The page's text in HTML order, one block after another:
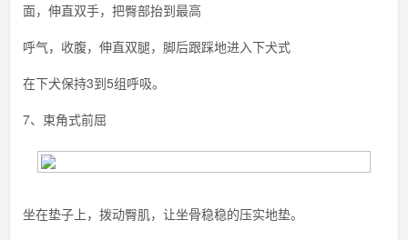
面，伸直双手，把臀部抬到最高
呼气，收腹，伸直双腿，脚后跟踩地进入下犬式
在下犬保持3到5组呼吸。
7、束角式前屈
坐在垫子上，拨动臀肌，让坐骨稳稳的压实地垫。